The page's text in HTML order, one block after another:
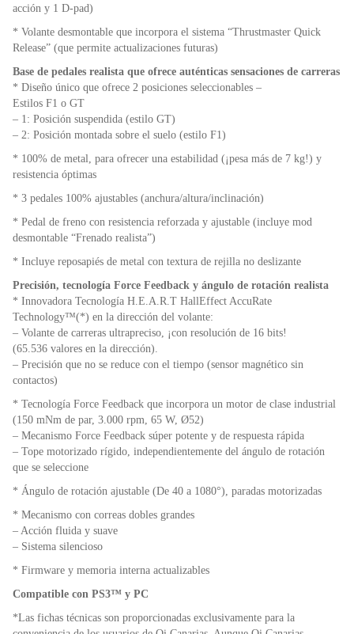
acción y 1 D-pad)
* Volante desmontable que incorpora el sistema “Thrustmaster Quick
Release” (que permite actualizaciones futuras)
Base de pedales realista que ofrece auténticas sensaciones de carreras
* Diseño único que ofrece 2 posiciones seleccionables –
Estilos F1 o GT
– 1: Posición suspendida (estilo GT)
– 2: Posición montada sobre el suelo (estilo F1)
* 100% de metal, para ofrecer una estabilidad (¡pesa más de 7 kg!) y
resistencia óptimas
* 3 pedales 100% ajustables (anchura/altura/inclinación)
* Pedal de freno con resistencia reforzada y ajustable (incluye mod
desmontable “Frenado realista”)
* Incluye reposapiés de metal con textura de rejilla no deslizante
Precisión, tecnología Force Feedback y ángulo de rotación realista
* Innovadora Tecnología H.E.A.R.T HallEffect AccuRate
Technology™(*) en la dirección del volante:
– Volante de carreras ultrapreciso, ¡con resolución de 16 bits!
(65.536 valores en la dirección).
– Precisión que no se reduce con el tiempo (sensor magnético sin
contactos)
* Tecnología Force Feedback que incorpora un motor de clase industrial
(150 mNm de par, 3.000 rpm, 65 W, Ø52)
– Mecanismo Force Feedback súper potente y de respuesta rápida
– Tope motorizado rígido, independientemente del ángulo de rotación
que se seleccione
* Ángulo de rotación ajustable (De 40 a 1080°), paradas motorizadas
* Mecanismo con correas dobles grandes
– Acción fluida y suave
– Sistema silencioso
* Firmware y memoria interna actualizables
Compatible con PS3™ y PC
*Las fichas técnicas son proporcionadas exclusivamente para la